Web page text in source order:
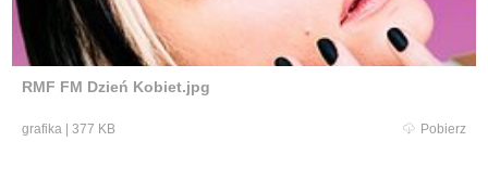
RMF FM Dzień Kobiet.jpg
grafika | 377 KB Pobierz